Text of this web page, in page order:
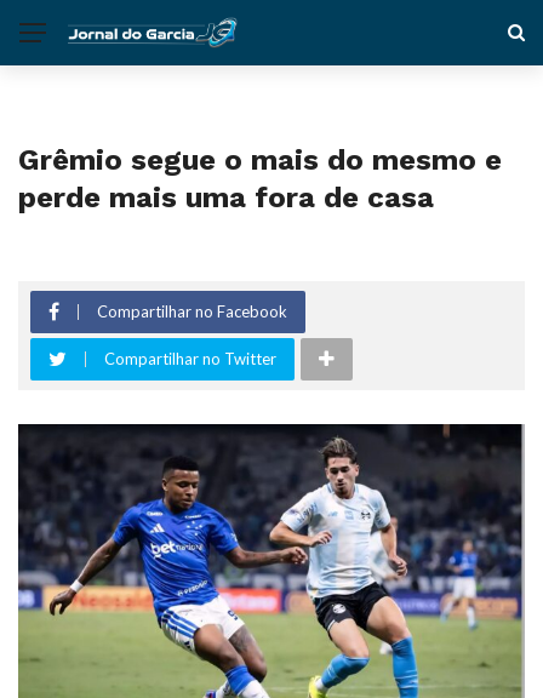
Grêmio segue o mais do mesmo e
perde mais uma fora de casa
Compartilhar no Facebook
Compartilhar no Twitter